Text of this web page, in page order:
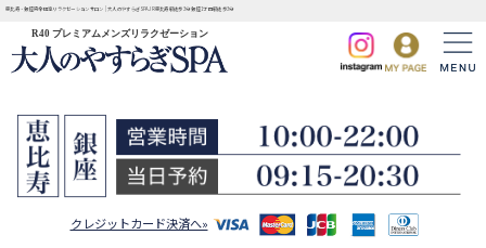
恵比寿・銀座完全個室リラクゼーションサロン | 大人のやすらぎSPA JR恵比寿駅徒歩3分 銀座1丁目駅徒歩3分
R40 プレミアムメンズリラクゼーション
クレジットカード決済へ»